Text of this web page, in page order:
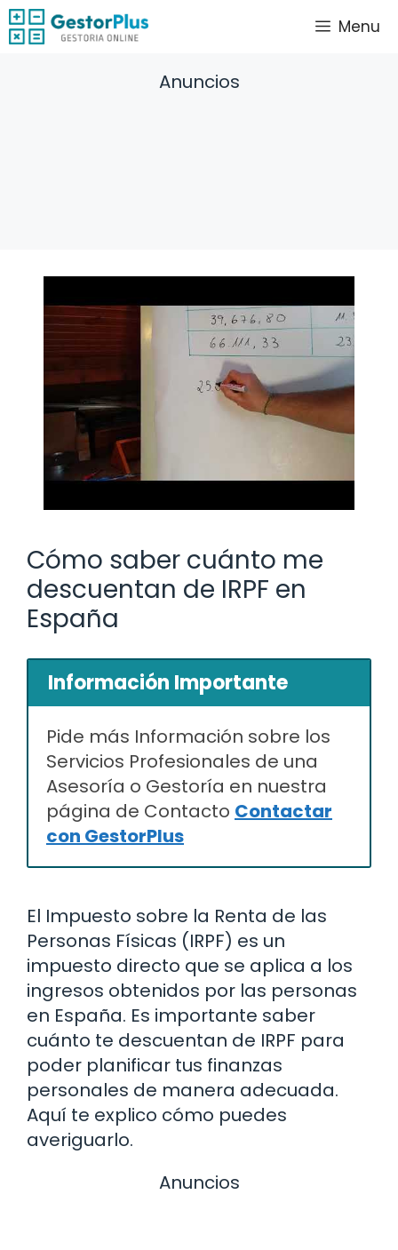
Saltar
al
Menu
Anuncios
Cómo saber cuánto me
descuentan de IRPF en
España
Información Importante
Pide más Información sobre los
Servicios Profesionales de una
Asesoría o Gestoría en nuestra
página de Contacto Contactar
con GestorPlus
El Impuesto sobre la Renta de las
Personas Físicas (IRPF) es un
impuesto directo que se aplica a los
ingresos obtenidos por las personas
en España. Es importante saber
cuánto te descuentan de IRPF para
poder planificar tus finanzas
personales de manera adecuada.
Aquí te explico cómo puedes
averiguarlo.
Anuncios